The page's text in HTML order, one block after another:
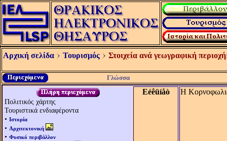
Αρχική σελίδα Τουρισμός Στοιχεία ανά γεωγραφική
Γλώσσα
Πολιτικός χάρτης
Τουριστικά ενδιαφέροντα
• Ιστορία
• Αρχιτεκτονική
• Φυσικό περιβάλλον
Eéêüíåò Η